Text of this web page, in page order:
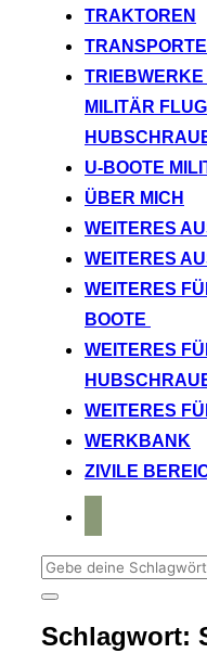
TRAKTOREN
MILITÄR
U-BOOTE
ÜBER MICH
WEITERES
WEITERES
WEITERES
BOOTE
WEITERES
WEITERES
WERKBANK
ZIVILE
Suchen
nach:
Seitenleiste
Navigation
umschalten
Schlagwort: